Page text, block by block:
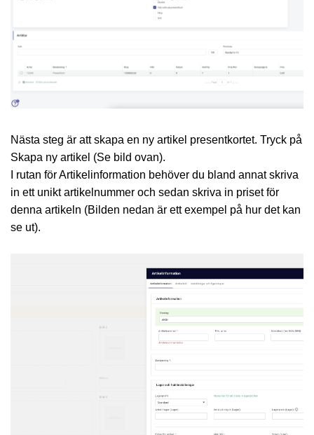
Nästa steg är att skapa en ny artikel presentkortet. Tryck på
Skapa ny artikel (Se bild ovan).
I rutan för Artikelinformation behöver du bland annat skriva
in ett unikt artikelnummer och sedan skriva in priset för
denna artikeln (Bilden nedan är ett exempel på hur det kan
se ut).